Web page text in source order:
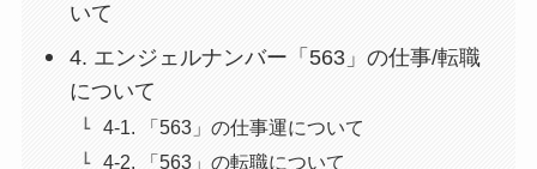
いて
4. エンジェルナンバー「563」の仕事/転職
について
4-1. 「563」の仕事運について
4-2. 「563」の転職について